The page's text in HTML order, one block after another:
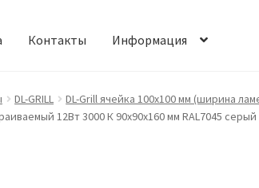
Контакты Информация
Заказ проекта освещенияКонтакты
DL-GRILL DL-Grill ячейка 100х100 мм (ширина
12Вт 3000 К 90х90х160 мм RAL7045